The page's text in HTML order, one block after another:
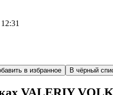
в избранное В чёрный